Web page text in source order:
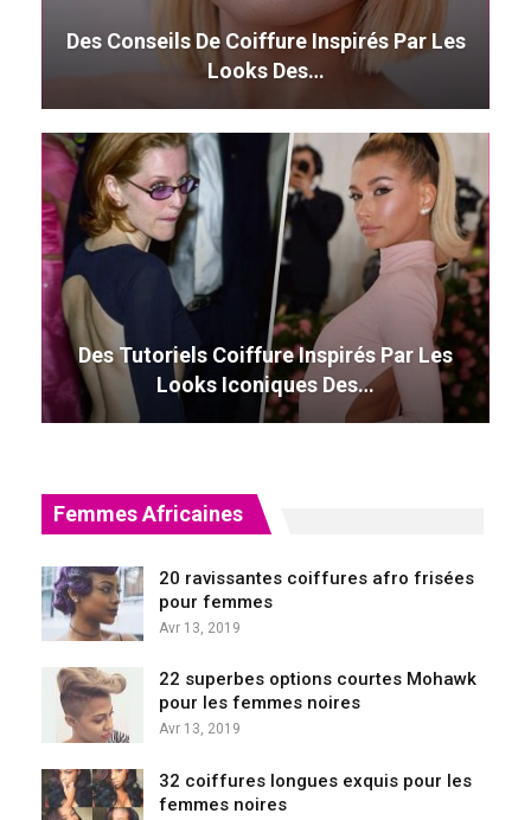
Des Conseils De Coiffure Inspirés Par Les
Looks Des…
Des Tutoriels Coiffure Inspirés Par Les
Looks Iconiques Des…
Femmes Africaines
20 ravissantes coiffures afro frisées
pour femmes
Avr 13, 2019
22 superbes options courtes Mohawk
pour les femmes noires
Avr 13, 2019
32 coiffures longues exquis pour les
femmes noires